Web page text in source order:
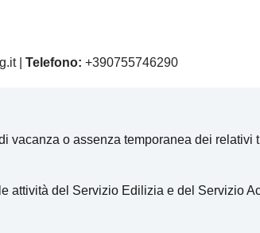
| Telefono: +390755746290
vacanza o assenza temporanea dei
del Servizio Edilizia e del Servizio